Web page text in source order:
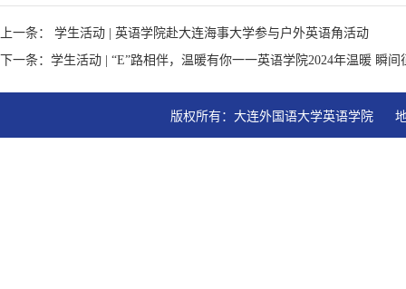
上一条： 学生活动 | 英语学院赴大连海事大学参与户外英语角活动
下一条：学生活动 | “E”路相伴，温暖有你一一英语学院2024年温暖 瞬
版权所有：大连外国语大学英语学院